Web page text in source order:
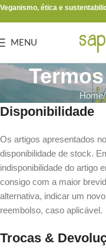
Veganismo, ética e
MENU
Home
Disponibilidade
Os artigos apresentados
disponibilidade de stock.
indisponibilidade do artigo
consigo com a maior
alternativa, indicar um
reembolso, caso aplicável.
Trocas &